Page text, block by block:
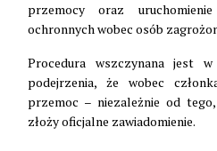
przemocy oraz
ochronnych wobec osób
Procedura wszczynana jest w
podejrzenia, że wobec
przemoc – niezależnie od
złoży oficjalne zawiadomienie.